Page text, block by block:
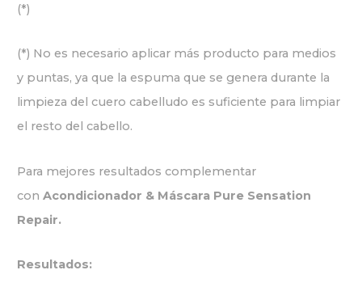
(*)
(*) No es necesario aplicar más producto para medios
y puntas, ya que la espuma que se genera durante la
limpieza del cuero cabelludo es suficiente para limpiar
el resto del cabello.
Para mejores resultados complementar
con Acondicionador & Máscara Pure Sensation
Repair.
Resultados: